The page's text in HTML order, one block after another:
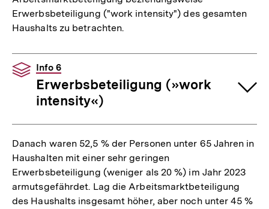
Erwerbsbeteiligung ("work intensity") des gesamten
Haushalts zu betrachten.
Info 6
Erwerbsbeteiligung (»work
intensity«)
Danach waren 52,5 % der Personen unter 65 Jahren in
Haushalten mit einer sehr geringen
Erwerbsbeteiligung (weniger als 20 %) im Jahr 2023
armutsgefährdet. Lag die Arbeitsmarktbeteiligung
des Haushalts insgesamt höher, aber noch unter 45 %